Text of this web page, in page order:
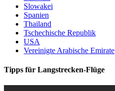
Slowakei
Spanien
Thailand
Tschechische Republik
USA
Vereinigte Arabische Emirate
Tipps für Langstrecken-Flüge